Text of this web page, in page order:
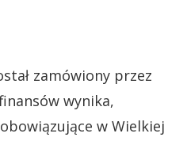
zamówiony przez
wynika,
w Wielkiej